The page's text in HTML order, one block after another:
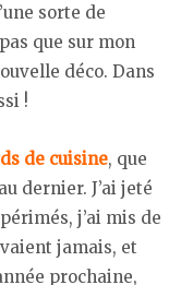
sorte de
que sur mon
déco. Dans
!
de cuisine, que
dernier. J’ai jeté
j’ai mis de
jamais, et
prochaine,